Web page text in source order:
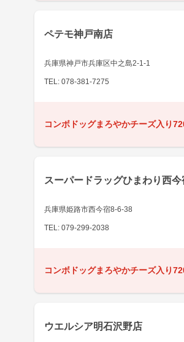
ペテモ神戸南店
兵庫県神戸市兵庫区中之島2-1-1
TEL: 078-381-7275
コンボドッグまろやかチーズ入り
スーパードラッグひまわり西今
兵庫県姫路市西今宿8-6-38
TEL: 079-299-2038
コンボドッグまろやかチーズ入り
ウエルシア明石沢野店